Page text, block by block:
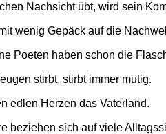
Nachsicht übt, wird sein
wenig Gepäck auf die
Poeten haben schon die
stirbt, stirbt immer mutig.
edlen Herzen das Vaterland.
beziehen sich auf viele